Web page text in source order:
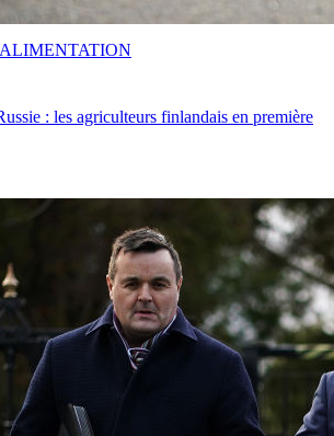
: les agriculteurs finlandais en première